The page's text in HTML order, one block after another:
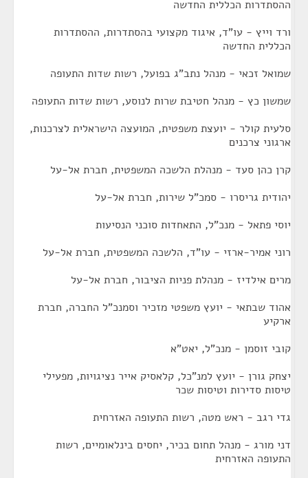
ההסתדרות הכללית החדשה
ורד וייץ - עו"ד, איגוד מקצועי בהסתדרות, ההסתדרות
הכללית החדשה
שמואל זכאי - מנהל נתב"ג בפועל, רשות שדות התעופה
שמשון כץ - מנהל חטיבת שרות לנוסע, רשות שדות התעופה
סלעית קולר - יועצת משפטית, המועצה הישראלית לצרכנות,
ארגוני צרכנים
קרן כהן סעד - מנהלת הלשכה המשפטית, חברת אל-על
יהודית גריסרו - סמכ"ל שירות, חברת אל-על
יוסי פתאל - מנכ"ל, התאחדות סוכני הנסיעות
רוני אמיר-ארזי - עו"ד, הלשכה המשפטית, חברת אל-על
מרים אילדיז - מנהלת פניות הציבור, חברת אל-על
אהוד שבתאי - יועץ משפטי מזכיר וסמנכ"ל החברה, חברת
ארקיע
קובי זוסמן - מנכ"ל, יאט"א
יצחק גורן - יועץ למנ"כל, קלאסיק אייר נציגויות, מפעילי
טיסות סדירות וטיסות שכר
גדי רגב - ראש מטה, רשות התעופה האזרחית
דני מורג - מנהל תחום בכיר, יחסים בינלאומיים, רשות
התעופה האזרחית